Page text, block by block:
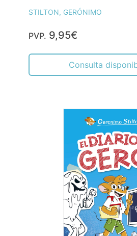
El Diario de Gero 1. ¡No
STILTON, GERÓNIMO
14,95€